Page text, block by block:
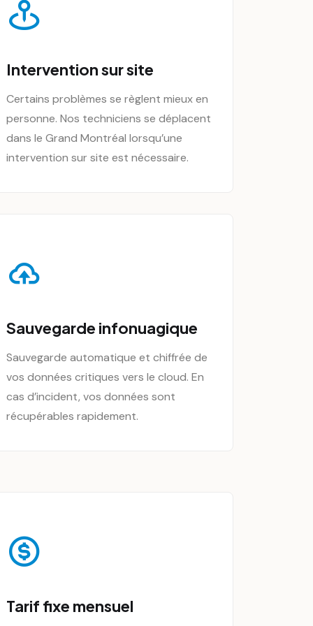
Intervention sur site
Certains problèmes se règlent mieux en
personne. Nos techniciens se déplacent
dans le Grand Montréal lorsqu’une
intervention sur site est nécessaire.
Sauvegarde infonuagique
Sauvegarde automatique et chiffrée de
vos données critiques vers le cloud. En
cas d’incident, vos données sont
récupérables rapidement.
Tarif fixe mensuel